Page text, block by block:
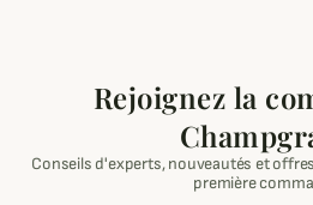
Rejoignez la
Conseils d'experts, nouveautés et
première